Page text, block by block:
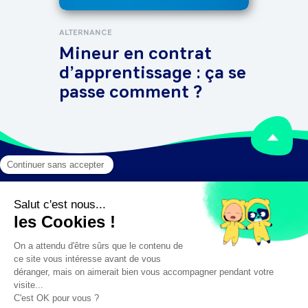
ALTERNANCE
Mineur en contrat
d’apprentissage : ça se
passe comment ?
Mentions légales